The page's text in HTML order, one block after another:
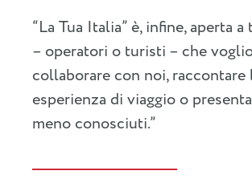
“La Tua Italia” è, infine, aperta
– operatori o turisti – che
collaborare con noi, raccontare
esperienza di viaggio o
meno conosciuti.”